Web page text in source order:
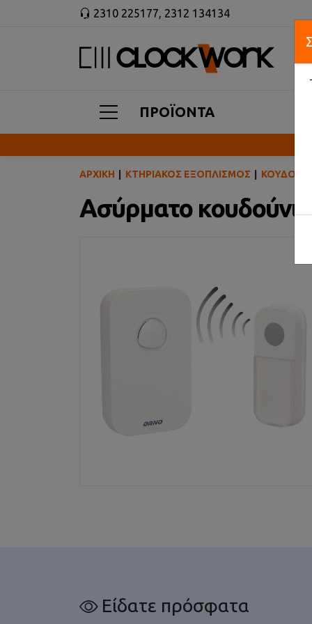
2310 225177, 2312 134134
ΠΡΟΪΟΝΤΑ
ΑΡΧΙΚΉ ΚΤΗΡΙΑΚΌΣ ΕΞΟΠΛΙΣΜΌΣ
Ασύρματο κουδούνι
Είδατε πρόσφατα